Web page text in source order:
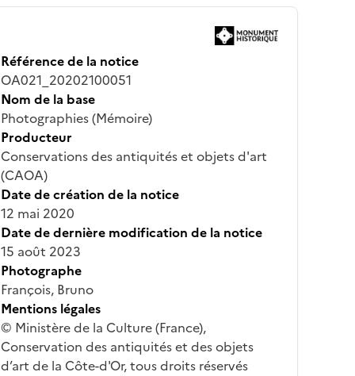
Référence de la notice
OA021_20202100051
Nom de la base
Photographies (Mémoire)
Producteur
Conservations des antiquités et objets d'art
(CAOA)
Date de création de la notice
12 mai 2020
Date de dernière modification de la notice
15 août 2023
Photographe
François, Bruno
Mentions légales
© Ministère de la Culture (France),
Conservation des antiquités et des objets
d’art de la Côte-d'Or, tous droits réservés